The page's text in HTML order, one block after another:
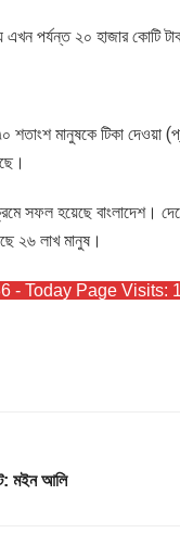
এখন পর্যন্ত ২০ হাজার কোটি
শতাংশ মানুষকে টিকা
সফল হয়েছে
২৬ লাখ মানুষ।
- Today Page Visits: 1
মইন আলি